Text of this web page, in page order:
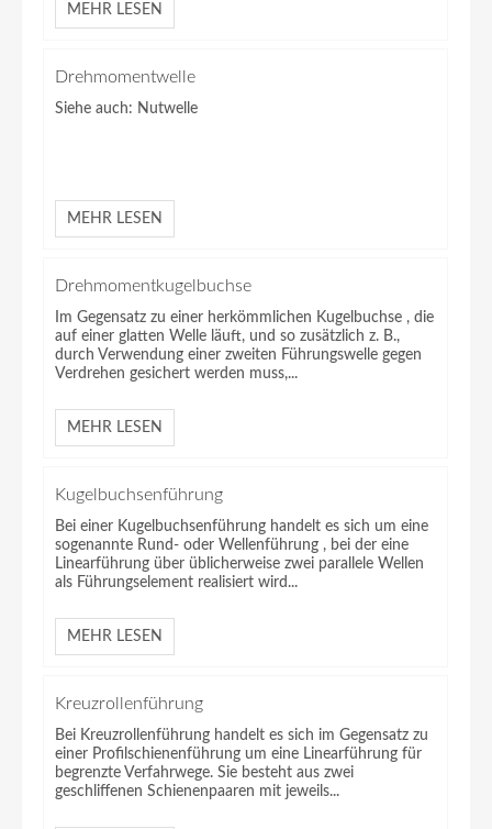
MEHR LESEN
Drehmomentwelle
Siehe auch: Nutwelle
MEHR LESEN
Drehmomentkugelbuchse
Im Gegensatz zu einer herkömmlichen Kugelbuchse , die
auf einer glatten Welle läuft, und so zusätzlich z. B.,
durch Verwendung einer zweiten Führungswelle gegen
Verdrehen gesichert werden muss,...
MEHR LESEN
Kugelbuchsenführung
Bei einer Kugelbuchsenführung handelt es sich um eine
sogenannte Rund- oder Wellenführung , bei der eine
Linearführung über üblicherweise zwei parallele Wellen
als Führungselement realisiert wird...
MEHR LESEN
Kreuzrollenführung
Bei Kreuzrollenführung handelt es sich im Gegensatz zu
einer Profilschienenführung um eine Linearführung für
begrenzte Verfahrwege. Sie besteht aus zwei
geschliffenen Schienenpaaren mit jeweils...